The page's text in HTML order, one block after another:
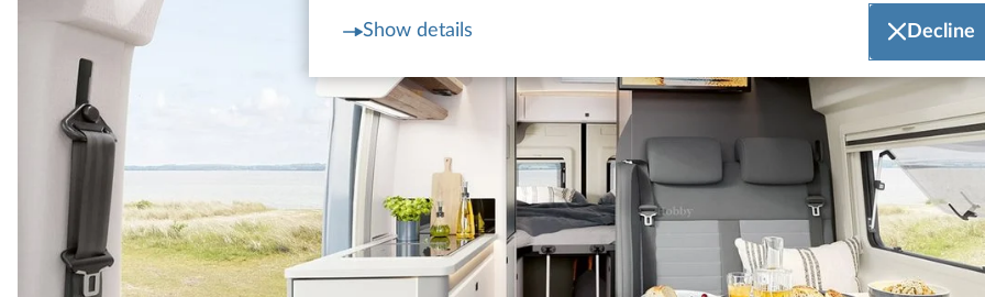
Show details Decline